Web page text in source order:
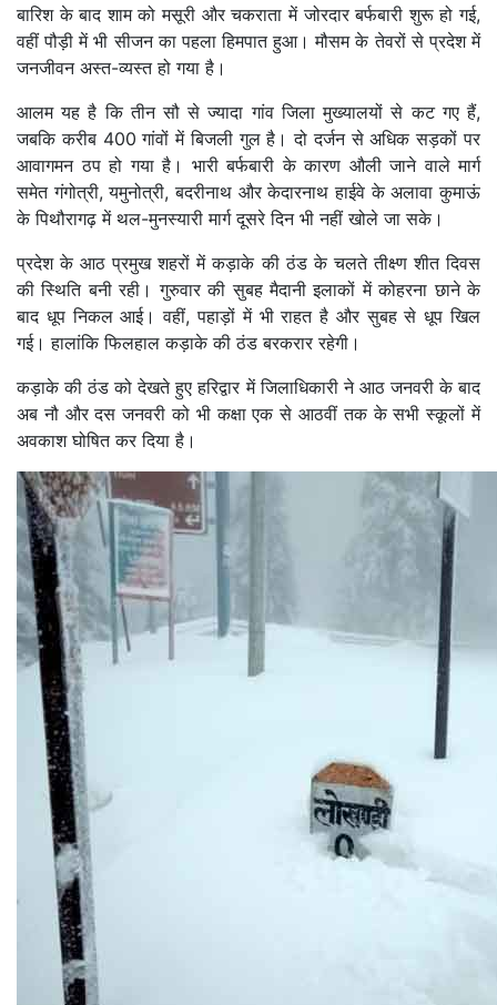
बारिश के बाद शाम को मसूरी और चकराता में जोरदार बर्फबारी शुरू हो गई,
वहीं पौड़ी में भी सीजन का पहला हिमपात हुआ। मौसम के तेवरों से प्रदेश में
जनजीवन अस्त-व्यस्त हो गया है।
आलम यह है कि तीन सौ से ज्यादा गांव जिला मुख्यालयों से कट गए हैं,
जबकि करीब 400 गांवों में बिजली गुल है। दो दर्जन से अधिक सड़कों पर
आवागमन ठप हो गया है। भारी बर्फबारी के कारण औली जाने वाले मार्ग
समेत गंगोत्री, यमुनोत्री, बदरीनाथ और केदारनाथ हाईवे के अलावा कुमाऊं
के पिथौरागढ़ में थल-मुनस्यारी मार्ग दूसरे दिन भी नहीं खोले जा सके।
प्रदेश के आठ प्रमुख शहरों में कड़ाके की ठंड के चलते तीक्ष्ण शीत दिवस
की स्थिति बनी रही। गुरुवार की सुबह मैदानी इलाकों में कोहरना छाने के
बाद धूप निकल आई। वहीं, पहाड़ों में भी राहत है और सुबह से धूप खिल
गई। हालांकि फिलहाल कड़ाके की ठंड बरकरार रहेगी।
कड़ाके की ठंड को देखते हुए हरिद्वार में जिलाधिकारी ने आठ जनवरी के बाद
अब नौ और दस जनवरी को भी कक्षा एक से आठवीं तक के सभी स्कूलों में
अवकाश घोषित कर दिया है।